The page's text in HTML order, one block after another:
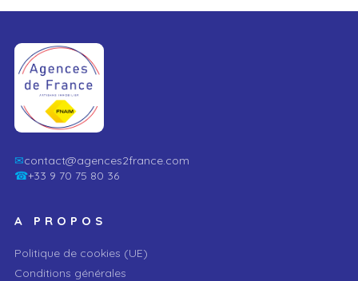
✉contact@agences2france.com
☎+33 9 70 75 80 36
A PROPOS
Politique de cookies (UE)
Conditions générales